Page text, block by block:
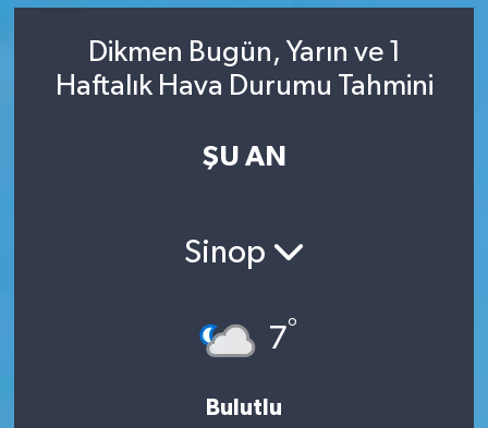
Dikmen Bugün, Yarın ve 1
Haftalık Hava Durumu Tahmini
ŞU AN
Sinop
7°
Bulutlu
Süper Lig Puan Durumu ve Fikstür